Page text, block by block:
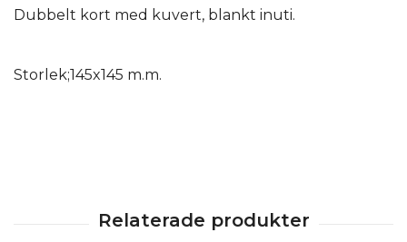
Dubbelt kort med kuvert, blankt inuti.
Storlek;145x145 m.m.